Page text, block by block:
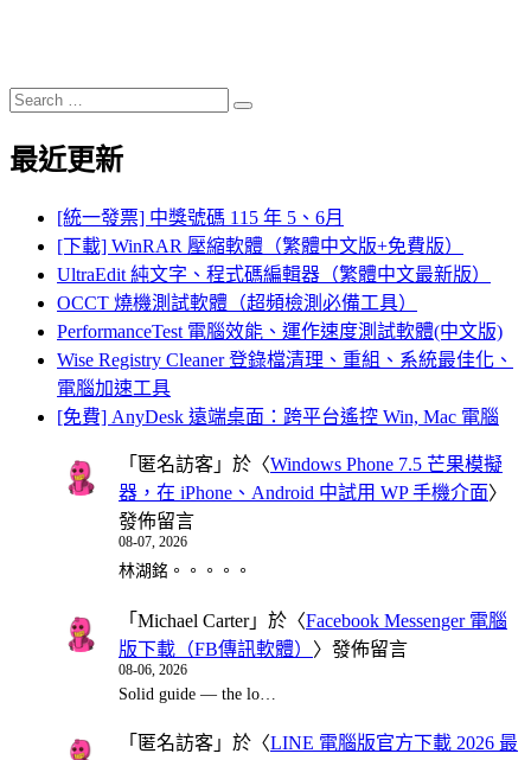
Search
for:
Search
最近更新
[統一發票] 中獎號碼 115 年 5、6月
[下載] WinRAR 壓縮軟體（繁體中文版+免費版）
UltraEdit 純文字、程式碼編輯器（繁體中文最新版）
OCCT 燒機測試軟體（超頻檢測必備工具）
PerformanceTest 電腦效能、運作速度測試軟體(中文版)
Wise Registry Cleaner 登錄檔清理、重組、系統最佳化、
電腦加速工具
[免費] AnyDesk 遠端桌面：跨平台遙控 Win, Mac 電腦
「 匿名訪客 」於〈Windows Phone 7.5 芒果模擬
器，在 iPhone、Android 中試用 WP 手機介面〉
發佈留言
08-07, 2026
林湖銘。。。。。
「 Michael Carter」於〈Facebook Messenger 電腦
版下載（FB傳訊軟體） 〉發佈留言
08-06, 2026
Solid guide — the lo…
「 匿名訪客 」於〈LINE 電腦版官方下載 2026 最